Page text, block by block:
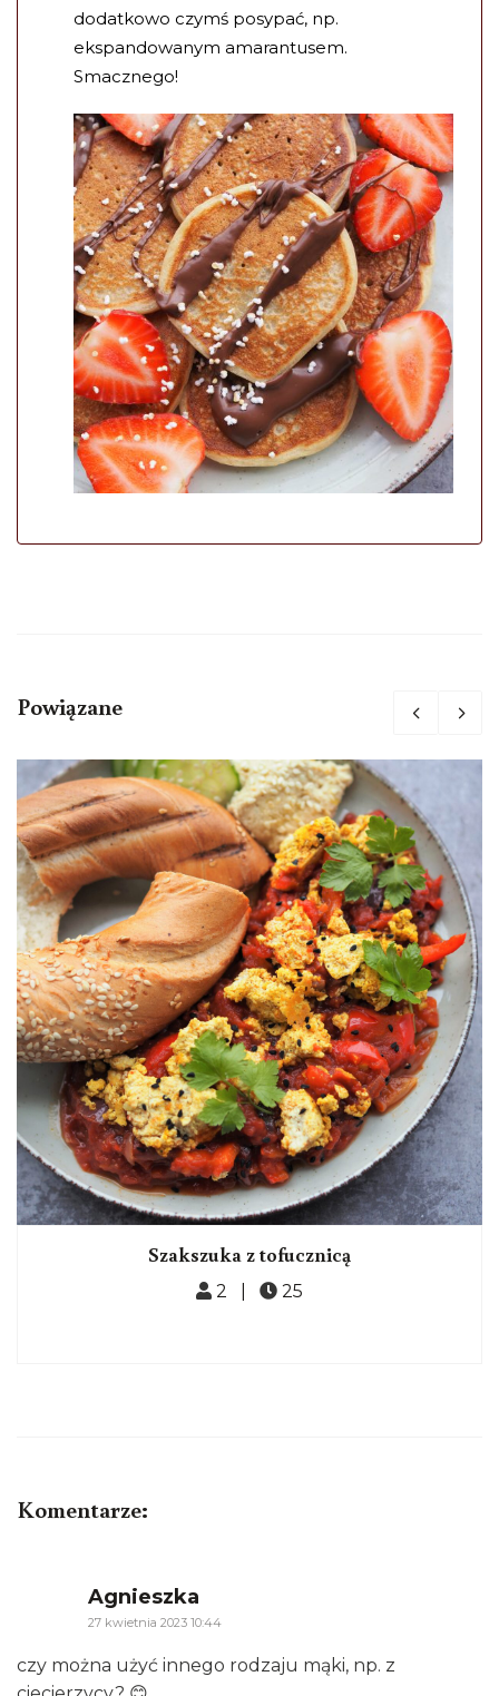
dodatkowo czymś posypać, np.
ekspandowanym amarantusem.
Smacznego!
Powiązane
Szakszuka z tofucznicą
2 | 25
Komentarze:
Agnieszka
27 kwietnia 2023 10:44
czy można użyć innego rodzaju mąki, np. z